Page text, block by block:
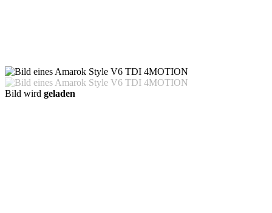
Bild wird geladen